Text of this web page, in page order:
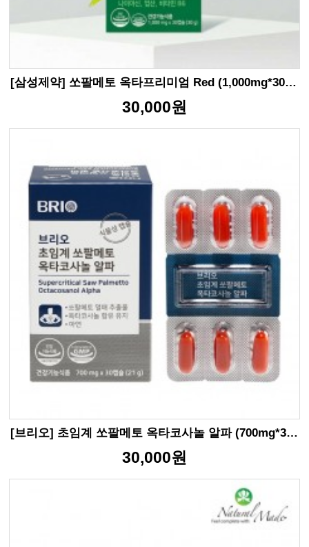
[삼성제약] 쏘팔메토 옥타프리미엄 Red (1,000mg*30캡슐)
30,000원
[브리오] 초임계 쏘팔메토 옥타코사놀 알파 (700mg*30캡슐)
30,000원